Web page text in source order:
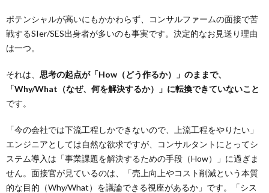
ポテンシャルが高いにもかかわらず、コンサルファームの面接で苦
戦するSIer/SES出身者が多いのも事実です。決定的なお見送り理由
は一つ。
それは、 思考の起点が「How（どう作るか）」のままで、
「Why/What（なぜ、何を解決するか）」に転換できていないこと
です。
「今の会社では下流工程しかできないので、上流工程をやりたい」
エンジニアとしては自然な欲求ですが、コンサルタントにとってシ
ステム導入は「事業課題を解決するための手段（How）」に過ぎま
せん。面接官が見ているのは、「売上向上やコスト削減という本質
的な目的（Why/What）を議論できる視座があるか」です。「シス